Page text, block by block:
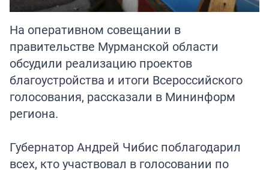
На оперативном совещании в
правительстве Мурманской области
обсудили реализацию проектов
благоустройства и итоги Всероссийского
голосования, рассказали в Мининформ
региона.
Губернатор Андрей Чибис поблагодарил
всех, кто участвовал в голосовании по